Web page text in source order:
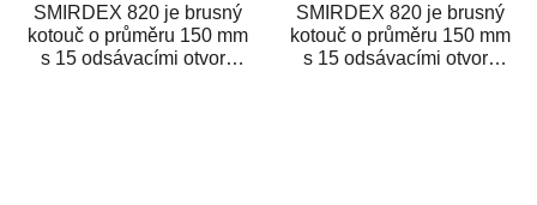
SMIRDEX 820 je brusný
kotouč o průměru 150 mm
s 15 odsávacími otvory
SMIRDEX 820 je brusný
kotouč o průměru 150 mm
s 15 odsávacími otvory